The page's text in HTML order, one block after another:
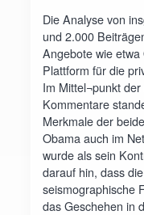
Die Analyse von
und 2.000
Angebote wie
Plattform für die
Im Mittel¬punkt
Kommentare
Merkmale der
Obama auch im
wurde als sein
darauf hin, dass
seismographische
das Geschehen in